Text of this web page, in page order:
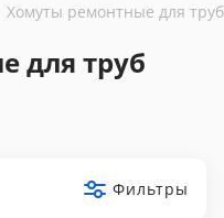
Хомуты ремонтные для труб
для труб
Фильтры